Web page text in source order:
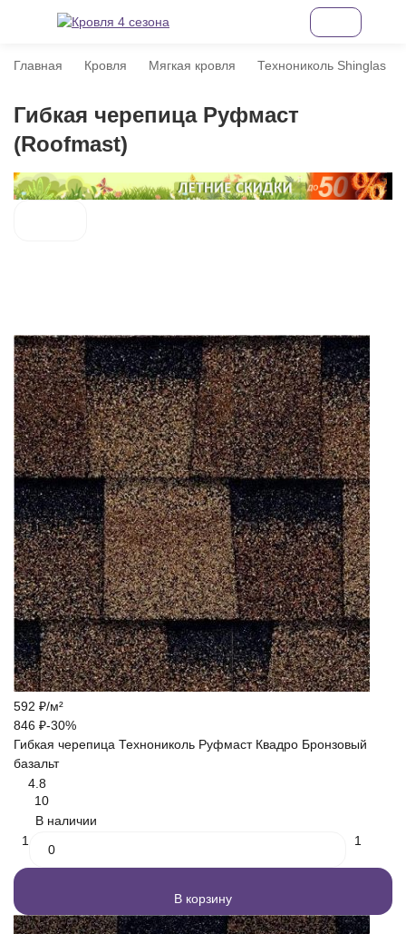
Главная Кровля Мягкая кровля Технониколь Shinglas
Гибкая черепица Руфмаст
(Roofmast)
покупателей
592 ₽/м²
846 ₽-30%
Гибкая черепица Технониколь Руфмаст Квадро Бронзовый
базальт
4.8
10
В наличии
1
1
В корзину